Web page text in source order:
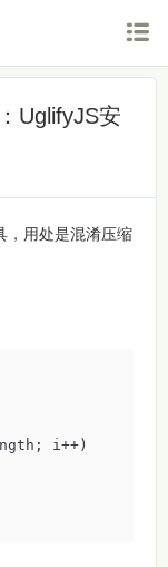

UglifyJS安
，用处是混淆压缩
i++)